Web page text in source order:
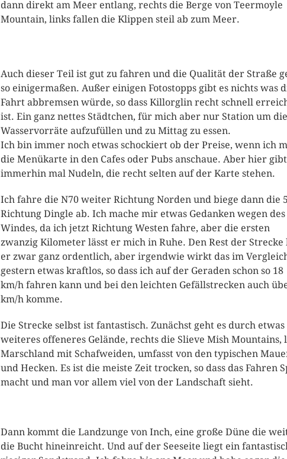
dann direkt am Meer entlang, rechts die Berge von Teermoyle
Mountain, links fallen die Klippen steil ab zum Meer.
Auch dieser Teil ist gut zu fahren und die Qualität der Straße
so einigermaßen. Außer einigen Fotostopps gibt es nichts was
Fahrt abbremsen würde, so dass Killorglin recht schnell
ist. Ein ganz nettes Städtchen, für mich aber nur Station um die
Wasservorräte aufzufüllen und zu Mittag zu essen.
Ich bin immer noch etwas schockiert ob der Preise, wenn ich
die Menükarte in den Cafes oder Pubs anschaue. Aber hier
immerhin mal Nudeln, die recht selten auf der Karte stehen.
Ich fahre die N70 weiter Richtung Norden und biege dann die
Richtung Dingle ab. Ich mache mir etwas Gedanken wegen des
Windes, da ich jetzt Richtung Westen fahre, aber die ersten
zwanzig Kilometer lässt er mich in Ruhe. Den Rest der Strecke
er zwar ganz ordentlich, aber irgendwie wirkt das im
gestern etwas kraftlos, so dass ich auf der Geraden schon so 18
km/h fahren kann und bei den leichten Gefällstrecken auch
km/h komme.
Die Strecke selbst ist fantastisch. Zunächst geht es durch etwas
weiteres offeneres Gelände, rechts die Slieve Mish Mountains,
Marschland mit Schafweiden, umfasst von den typischen
und Hecken. Es ist die meiste Zeit trocken, so dass das Fahren
macht und man vor allem viel von der Landschaft sieht.
Dann kommt die Landzunge von Inch, eine große Düne die
die Bucht hineinreicht. Und auf der Seeseite liegt ein